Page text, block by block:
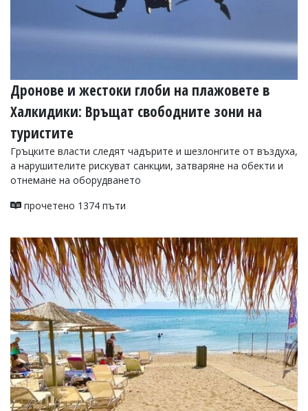
Дронове и жестоки глоби на плажовете в
Халкидики: Връщат свободните зони на
туристите
Гръцките власти следят чадърите и шезлонгите от въздуха,
а нарушителите рискуват санкции, затваряне на обекти и
отнемане на оборудването
прочетено 1374 пъти